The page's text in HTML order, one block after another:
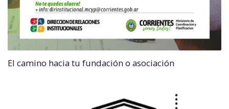
El camino hacia tu fundación o asociación